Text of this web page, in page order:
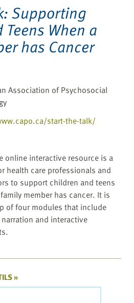
Supporting
When a
has Cancer
Association of Psychosocial
start-the-talk/
online interactive resource is a
health care professionals and
to support children and teens
member has cancer. It is
of four modules that include
and interactive
»